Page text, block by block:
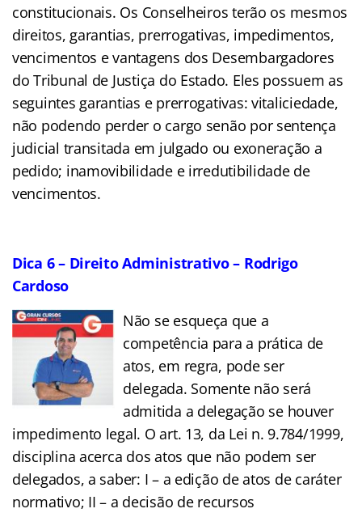
constitucionais. Os Conselheiros terão os mesmos
direitos, garantias, prerrogativas, impedimentos,
vencimentos e vantagens dos Desembargadores
do Tribunal de Justiça do Estado. Eles possuem as
seguintes garantias e prerrogativas: vitaliciedade,
não podendo perder o cargo senão por sentença
judicial transitada em julgado ou exoneração a
pedido; inamovibilidade e irredutibilidade de
vencimentos.
Dica 6 – Direito Administrativo – Rodrigo
Cardoso
Não se esqueça que a
competência para a prática de
atos, em regra, pode ser
delegada. Somente não será
admitida a delegação se houver
impedimento legal. O art. 13, da Lei n. 9.784/1999,
disciplina acerca dos atos que não podem ser
delegados, a saber: I – a edição de atos de caráter
normativo; II – a decisão de recursos